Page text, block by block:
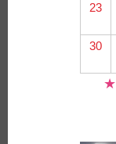
23
30
★